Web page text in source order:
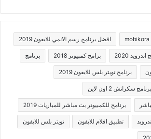
mobikora افضل برنامج رسم الانمي للايفون 2019
2020 برامج كمبيوتر 2018 برنامج
برنامج تويتر بلس للايفون 2019
برنامج سكراتش 2 اون لاين
برنامج للكمبيوتر بث مباشر للمباريات 2019
تطبيق افلام للايفون تويتر بلس للايفون